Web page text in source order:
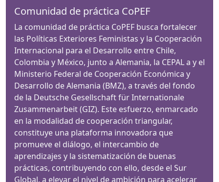
Comunidad de práctica CoPEF
La comunidad de práctica CoPEF busca fortalecer
las Políticas Exteriores Feministas y la Cooperación
Internacional para el Desarrollo entre Chile,
Colombia y México, junto a Alemania, la CEPAL a y el
Ministerio Federal de Cooperación Económica y
Desarrollo de Alemania (BMZ), a través del fondo
de la Deutsche Gesellschaft für Internationale
Zusammenarbeit (GIZ). Este esfuerzo, enmarcado
en la modalidad de cooperación triangular,
constituye una plataforma innovadora que
promueve el diálogo, el intercambio de
aprendizajes y la sistematización de buenas
prácticas, contribuyendo con ello, desde el Sur
Global, a elevar el nivel de ambición para acelerar